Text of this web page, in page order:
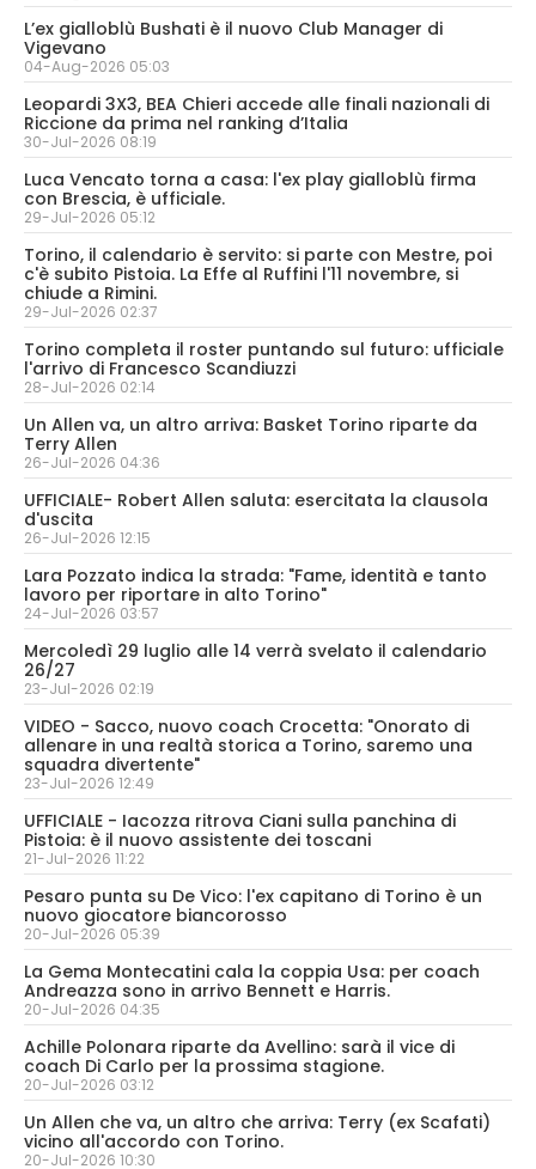
L’ex gialloblù Bushati è il nuovo Club Manager di
Vigevano
04-Aug-2026 05:03
Leopardi 3X3, BEA Chieri accede alle finali nazionali di
Riccione da prima nel ranking d’Italia
30-Jul-2026 08:19
Luca Vencato torna a casa: l'ex play gialloblù firma
con Brescia, è ufficiale.
29-Jul-2026 05:12
Torino, il calendario è servito: si parte con Mestre, poi
c'è subito Pistoia. La Effe al Ruffini l'11 novembre, si
chiude a Rimini.
29-Jul-2026 02:37
Torino completa il roster puntando sul futuro: ufficiale
l'arrivo di Francesco Scandiuzzi
28-Jul-2026 02:14
Un Allen va, un altro arriva: Basket Torino riparte da
Terry Allen
26-Jul-2026 04:36
UFFICIALE- Robert Allen saluta: esercitata la clausola
d'uscita
26-Jul-2026 12:15
Lara Pozzato indica la strada: "Fame, identità e tanto
lavoro per riportare in alto Torino"
24-Jul-2026 03:57
Mercoledì 29 luglio alle 14 verrà svelato il calendario
26/27
23-Jul-2026 02:19
VIDEO - Sacco, nuovo coach Crocetta: "Onorato di
allenare in una realtà storica a Torino, saremo una
squadra divertente"
23-Jul-2026 12:49
UFFICIALE - Iacozza ritrova Ciani sulla panchina di
Pistoia: è il nuovo assistente dei toscani
21-Jul-2026 11:22
Pesaro punta su De Vico: l'ex capitano di Torino è un
nuovo giocatore biancorosso
20-Jul-2026 05:39
La Gema Montecatini cala la coppia Usa: per coach
Andreazza sono in arrivo Bennett e Harris.
20-Jul-2026 04:35
Achille Polonara riparte da Avellino: sarà il vice di
coach Di Carlo per la prossima stagione.
20-Jul-2026 03:12
Un Allen che va, un altro che arriva: Terry (ex Scafati)
vicino all'accordo con Torino.
20-Jul-2026 10:30